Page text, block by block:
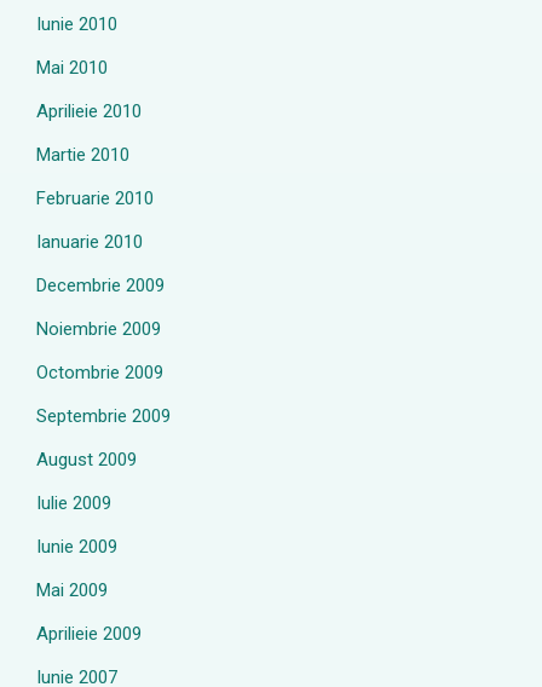
Iunie 2010
Mai 2010
Aprilieie 2010
Martie 2010
Februarie 2010
Ianuarie 2010
Decembrie 2009
Noiembrie 2009
Octombrie 2009
Septembrie 2009
August 2009
Iulie 2009
Iunie 2009
Mai 2009
Aprilieie 2009
Iunie 2007